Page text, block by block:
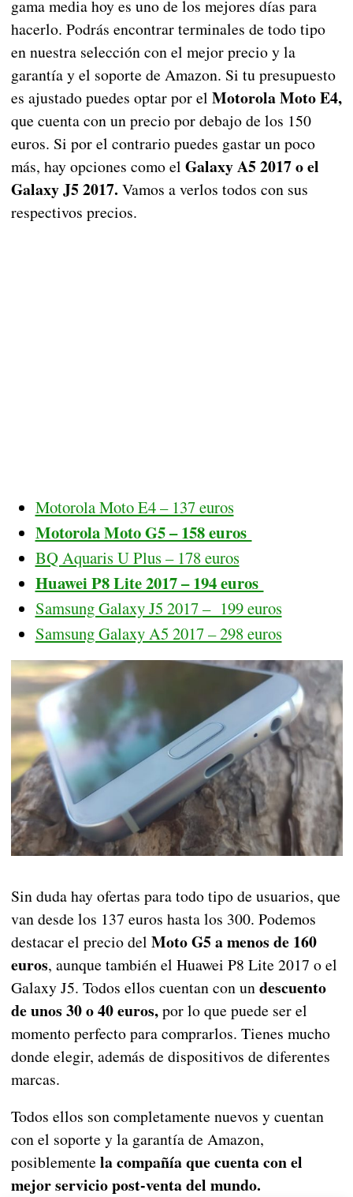
gama media hoy es uno de los mejores días para
hacerlo. Podrás encontrar terminales de todo tipo
en nuestra selección con el mejor precio y la
garantía y el soporte de Amazon. Si tu presupuesto
es ajustado puedes optar por el Motorola Moto E4,
que cuenta con un precio por debajo de los 150
euros. Si por el contrario puedes gastar un poco
más, hay opciones como el Galaxy A5 2017 o el
Galaxy J5 2017. Vamos a verlos todos con sus
respectivos precios.
Motorola Moto E4 – 137 euros
Motorola Moto G5 – 158 euros
BQ Aquaris U Plus – 178 euros
Huawei P8 Lite 2017 – 194 euros
Samsung Galaxy J5 2017 – 199 euros
Samsung Galaxy A5 2017 – 298 euros
Sin duda hay ofertas para todo tipo de usuarios, que
van desde los 137 euros hasta los 300. Podemos
destacar el precio del Moto G5 a menos de 160
euros, aunque también el Huawei P8 Lite 2017 o el
Galaxy J5. Todos ellos cuentan con undescuento
de unos 30 o 40 euros,por lo que puede ser el
momento perfecto para comprarlos. Tienes mucho
donde elegir, además de dispositivos de diferentes
marcas.
Todos ellos son completamente nuevos y cuentan
con el soporte y la garantía de Amazon,
posiblemente la compañía que cuenta con el
mejor servicio post-venta del mundo.